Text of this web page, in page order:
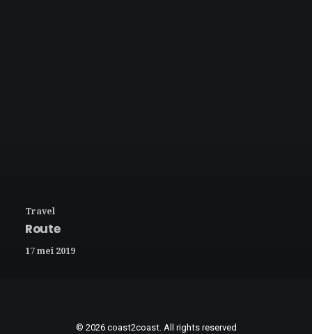
Route
17 mei 2019
© 2026 coast2coast. All rights reserved